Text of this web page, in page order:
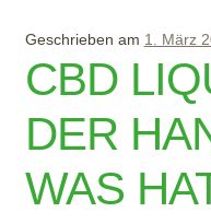
Geschrieben am 1. März
CBD
DER
WAS